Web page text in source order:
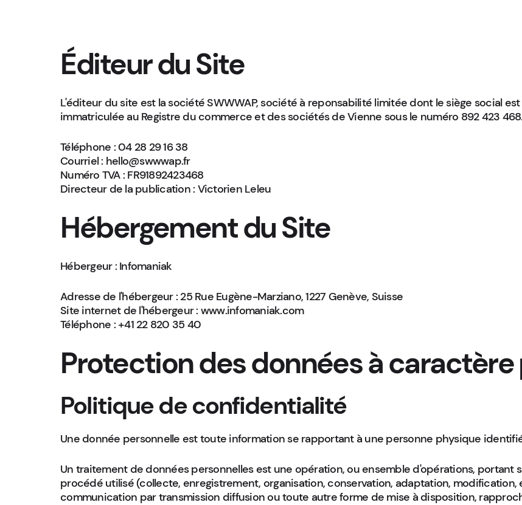
Éditeur du Site
L'éditeur du site est la société SWWWAP, société à reponsabilité limitée dont le siège social
immatriculée au Registre du commerce et des sociétés de Vienne sous le numéro 892 423 468.
Téléphone : 04 28 29 16 38
Courriel : hello@swwwap.fr
Numéro TVA : FR91892423468
Directeur de la publication : Victorien Leleu
Hébergement du Site
Hébergeur : Infomaniak
Adresse de l'hébergeur : 25 Rue Eugène-Marziano, 1227 Genève, Suisse
Site internet de l'hébergeur : www.infomaniak.com
Téléphone : +41 22 820 35 40
Protection des données à
Politique de confidentialité
Une donnée personnelle est toute information se rapportant à une personne physique
Un traitement de données personnelles est une opération, ou ensemble d'opérations, portant
procédé utilisé (collecte, enregistrement, organisation, conservation, adaptation,
communication par transmission diffusion ou toute autre forme de mise à disposition,